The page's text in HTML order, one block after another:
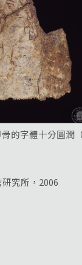
的字體十分圓潤（
究所，2006